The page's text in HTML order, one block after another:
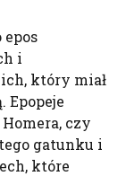
epos
i
który miał
Epopeje
czy
gatunku i
które